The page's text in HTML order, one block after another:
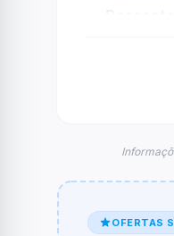
econtradas
O cupom dá
OFERTAS